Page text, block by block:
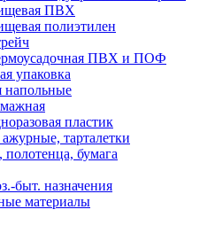
ПВХ
полиэтилен
ПВХ и ПОФ
упаковка
напольные
пластик
тарталетки
бумага
быт. назначения
материалы